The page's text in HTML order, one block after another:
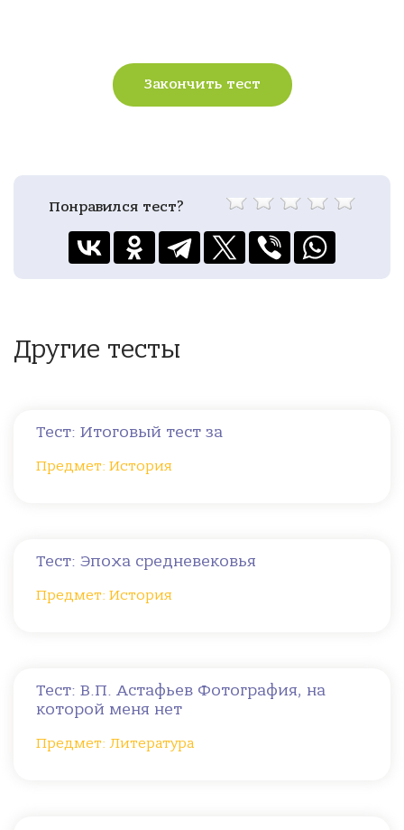
Закончить тест
Понравился тест?
Другие тесты
Тест: Итоговый тест за
Предмет: История
Тест: Эпоха средневековья
Предмет: История
Тест: В.П. Астафьев Фотография, на
которой меня нет
Предмет: Литература